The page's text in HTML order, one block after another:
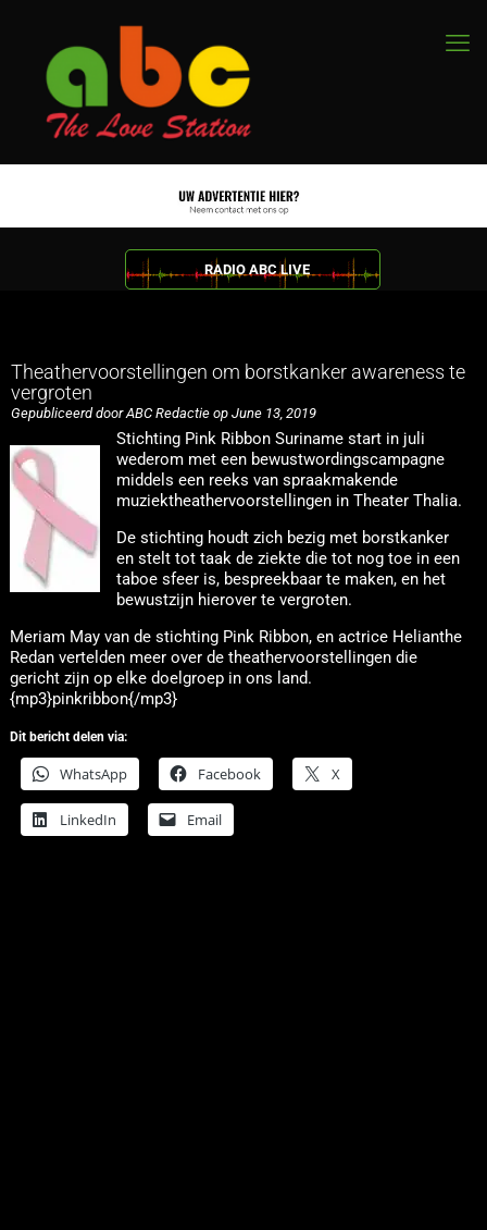
RADIO ABC LIVE
Theathervoorstellingen om borstkanker awareness te
vergroten
Gepubliceerd door ABC Redactie op June 13, 2019
Stichting Pink Ribbon Suriname start in juli
wederom met een bewustwordingscampagne
middels een reeks van spraakmakende
muziektheathervoorstellingen in Theater Thalia.
De stichting houdt zich bezig met borstkanker
en stelt tot taak de ziekte die tot nog toe in een
taboe sfeer is, bespreekbaar te maken, en het
bewustzijn hierover te vergroten.
Meriam May van de stichting Pink Ribbon, en actrice Helianthe
Redan vertelden meer over de theathervoorstellingen die
gericht zijn op elke doelgroep in ons land.
{mp3}pinkribbon{/mp3}
Dit bericht delen via:
WhatsApp Facebook X
LinkedIn Email